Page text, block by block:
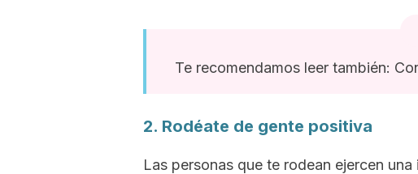
Te recomendamos leer también:
2. Rodéate de gente positiva
Las personas que te rodean ejercen